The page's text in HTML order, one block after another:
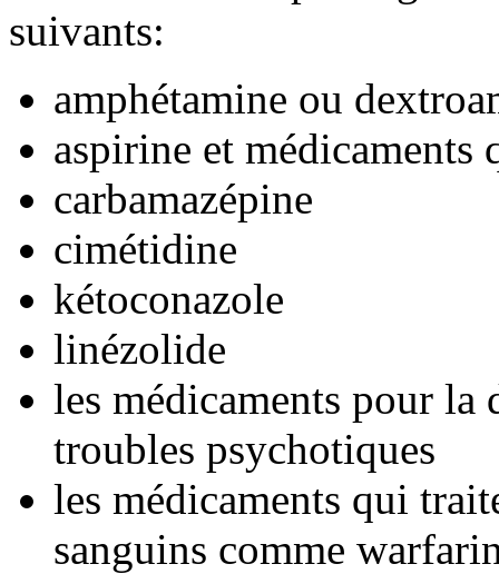
suivants:
amphétamine ou
aspirine et médicaments
carbamazépine
cimétidine
kétoconazole
linézolide
les médicaments pour la
troubles psychotiques
les médicaments qui
sanguins comme